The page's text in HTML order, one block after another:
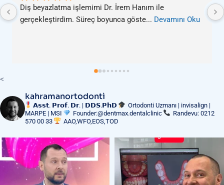
ile
... Devamını Oku
İrem Hoca’nın ilgisi, güler yüzü ve
sayesinde oğlum ilk dolgu... Devamını
<
kahramanortodonti
𝗔𝘀𝘀𝘁. 𝗣𝗿𝗼𝗳. 𝗗𝗿. | 𝗗𝗗𝗦.𝗣𝗵𝗗
Ortodonti Uzmanı | invisalign |
MARPE | MSI
Founder:@dentmax.dentalclinic
Randevu: 0212
570 00 33
AAO,WFO,EOS,TOD